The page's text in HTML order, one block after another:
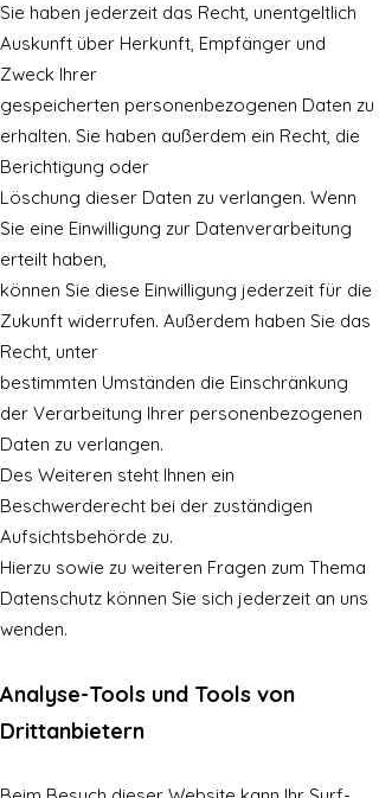
Sie haben jederzeit das Recht, unentgeltlich
Auskunft über Herkunft, Empfänger und
Zweck Ihrer
gespeicherten personenbezogenen Daten zu
erhalten. Sie haben außerdem ein Recht, die
Berichtigung oder
Löschung dieser Daten zu verlangen. Wenn
Sie eine Einwilligung zur Datenverarbeitung
erteilt haben,
können Sie diese Einwilligung jederzeit für die
Zukunft widerrufen. Außerdem haben Sie das
Recht, unter
bestimmten Umständen die Einschränkung
der Verarbeitung Ihrer personenbezogenen
Daten zu verlangen.
Des Weiteren steht Ihnen ein
Beschwerderecht bei der zuständigen
Aufsichtsbehörde zu.
Hierzu sowie zu weiteren Fragen zum Thema
Datenschutz können Sie sich jederzeit an uns
wenden.
Analyse-Tools und Tools von
Drittanbietern